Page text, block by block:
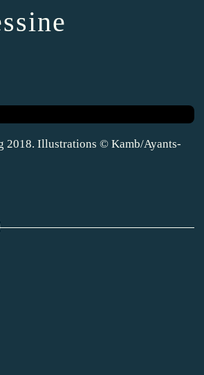
2018. Illustrations © Kamb/Ayants-